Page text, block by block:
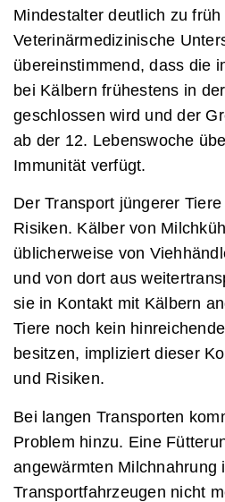
Mindestalter deutlich zu früh
Veterinärmedizinische
übereinstimmend, dass die
bei Kälbern frühestens in
geschlossen wird und der
ab der 12. Lebenswoche
Immunität verfügt.
Der Transport jüngerer
Risiken. Kälber von
üblicherweise von
und von dort aus
sie in Kontakt mit Kälbern
Tiere noch kein
besitzen, impliziert dieser
und Risiken.
Bei langen Transporten
Problem hinzu. Eine
angewärmten Milchnahrung
Transportfahrzeugen nicht